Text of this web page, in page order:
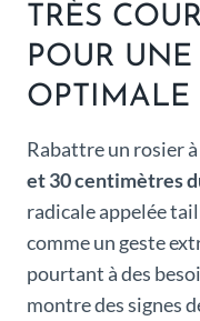
TRÈS
POUR
OPTIMALE
Rabattre un rosier
et 30 centimètres
radicale appelée
comme un geste
pourtant à des
montre des signes